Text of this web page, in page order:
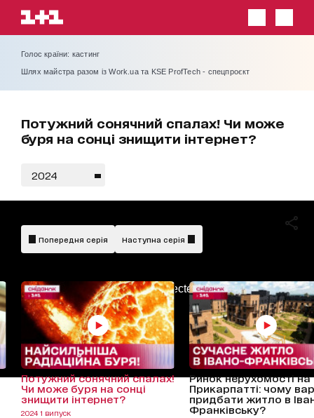
Голос країни: кастинг
Шлях майстра разом із Work.ua та KSE ProfTech - спецпроєкт
Потужний сонячний спалах! Чи може
буря на сонці знищити інтернет?
2024
AdBlockDetected!
Попередня серія Наступна серія
Потужний сонячний спалах!
Чи може буря на сонці
знищити інтернет?
2024 1 випуск
Ринок нерухомості на
Прикарпатті: чому
придбати житло в
Франківську?